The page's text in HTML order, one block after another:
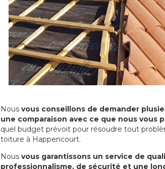
Nous vous conseillons de demander
une comparaison avec ce que nous vous
quel budget prévoit pour résoudre tout
toiture à Happencourt.
Nous vous garantissons un service de
professionnalisme, de sécurité et une